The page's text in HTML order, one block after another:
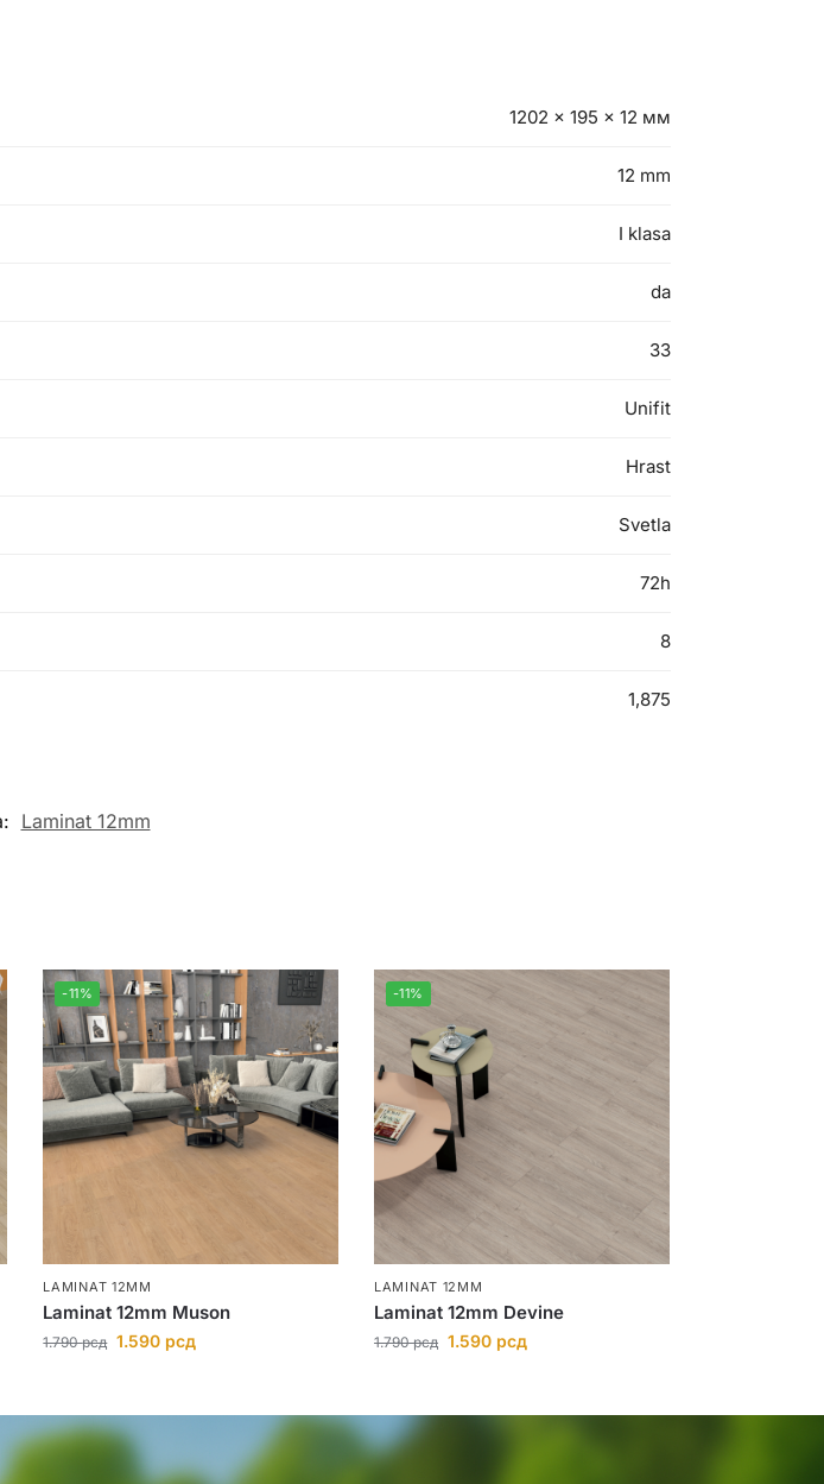
1202 × 195 × 12 мм
12 mm
I klasa
da
33
Unifit
Hrast
Svetla
72h
8
1,875
Laminat 12mm
-11%
LAMINAT 12MM
Laminat 12mm Muson
1.790рсд 1.590 рсд
-11%
LAMINAT 12MM
Laminat 12mm Devine
1.790рсд 1.590 рсд